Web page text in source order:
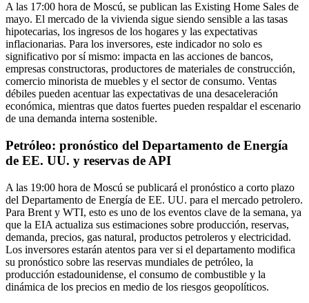
A las 17:00 hora de Moscú, se publican las Existing Home Sales de
mayo. El mercado de la vivienda sigue siendo sensible a las tasas
hipotecarias, los ingresos de los hogares y las expectativas
inflacionarias. Para los inversores, este indicador no solo es
significativo por sí mismo: impacta en las acciones de bancos,
empresas constructoras, productores de materiales de construcción,
comercio minorista de muebles y el sector de consumo. Ventas
débiles pueden acentuar las expectativas de una desaceleración
económica, mientras que datos fuertes pueden respaldar el escenario
de una demanda interna sostenible.
Petróleo: pronóstico del Departamento de Energía
de EE. UU. y reservas de API
A las 19:00 hora de Moscú se publicará el pronóstico a corto plazo
del Departamento de Energía de EE. UU. para el mercado petrolero.
Para Brent y WTI, esto es uno de los eventos clave de la semana, ya
que la EIA actualiza sus estimaciones sobre producción, reservas,
demanda, precios, gas natural, productos petroleros y electricidad.
Los inversores estarán atentos para ver si el departamento modifica
su pronóstico sobre las reservas mundiales de petróleo, la
producción estadounidense, el consumo de combustible y la
dinámica de los precios en medio de los riesgos geopolíticos.